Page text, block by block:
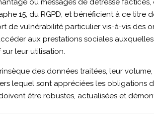
ou messages de détresse factices,
15, du RGPD, et bénéficient à ce titre
de vulnérabilité particulier vis-à-vis des
aux prestations sociales
leur utilisation.
des données traitées, leur
lequel sont appréciées les obligations
être robustes, actualisées et